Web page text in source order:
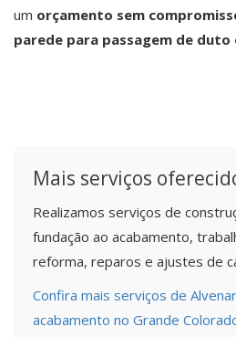
um orçamento sem
parede para passagem de
Mais serviços
Realizamos serviços de
fundação ao acabamento,
reforma, reparos e ajustes de
Confira mais serviços de
acabamento no Grande